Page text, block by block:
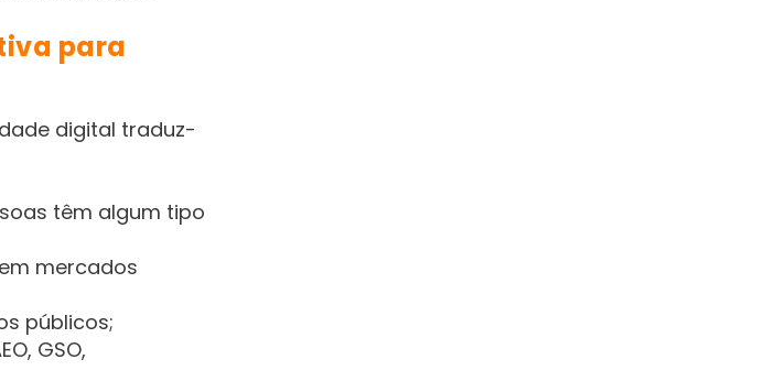
para
digital traduz-
têm algum tipo
mercados
públicos;
GSO,